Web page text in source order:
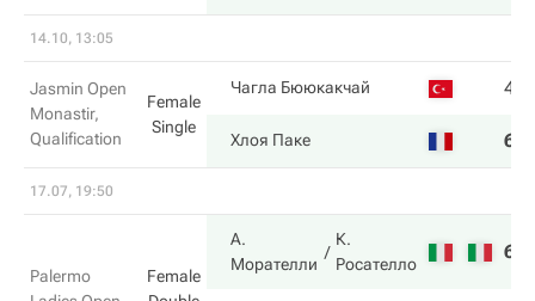
14.10, 13:05
Jasmin Open
Monastir,
Qualification
Female
Single
Чагла Бююкакчай 4
Хлоя Паке 6
17.07, 19:50
Palermo
Female
А.
Морателли
К.
Росателло
6